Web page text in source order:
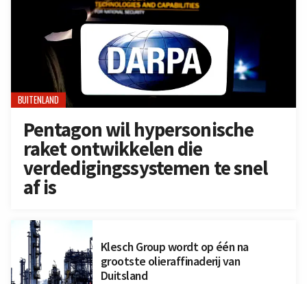
BUITENLAND
Pentagon wil hypersonische
raket ontwikkelen die
verdedigingssystemen te snel
af is
Klesch Group wordt op één na
grootste olieraffinaderij van
Duitsland